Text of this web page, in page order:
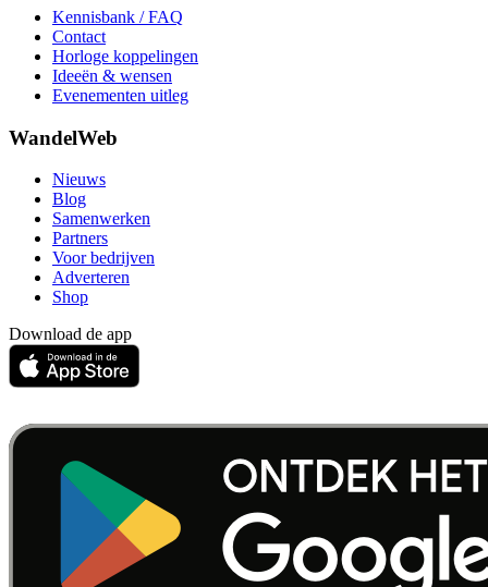
Kennisbank / FAQ
Contact
Horloge koppelingen
Ideeën & wensen
Evenementen uitleg
WandelWeb
Nieuws
Blog
Samenwerken
Partners
Voor bedrijven
Adverteren
Shop
Download de app